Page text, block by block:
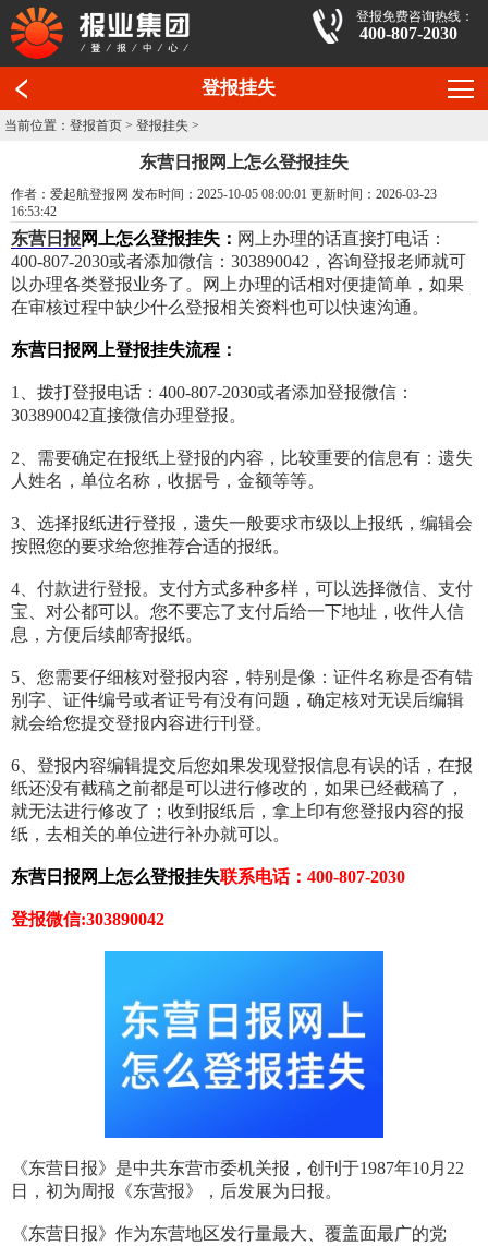
登报免费咨询热线：
400-807-2030
登报挂失
当前位置：登报首页 >登报挂失 >
东营日报网上怎么登报挂失
作者：爱起航登报网 发布时间：2025-10-05 08:00:01 更新时间：2026-03-23
16:53:42
东营日报 网上怎么登报挂失： 网上办理的话直接打电话：
400-807-2030或者添加微信：303890042，咨询登报老师就可
以办理各类登报业务了。网上办理的话相对便捷简单，如果
在审核过程中缺少什么登报相关资料也可以快速沟通。
东营日报网上登报挂失流程：
1、拨打登报电话：400-807-2030或者添加登报微信：
303890042直接微信办理登报。
2、需要确定在报纸上登报的内容，比较重要的信息有：遗失
人姓名，单位名称，收据号，金额等等。
3、选择报纸进行登报，遗失一般要求市级以上报纸，编辑会
按照您的要求给您推荐合适的报纸。
4、付款进行登报。支付方式多种多样，可以选择微信、支付
宝、对公都可以。您不要忘了支付后给一下地址，收件人信
息，方便后续邮寄报纸。
5、您需要仔细核对登报内容，特别是像：证件名称是否有错
别字、证件编号或者证号有没有问题，确定核对无误后编辑
就会给您提交登报内容进行刊登。
6、登报内容编辑提交后您如果发现登报信息有误的话，在报
纸还没有截稿之前都是可以进行修改的，如果已经截稿了，
就无法进行修改了；收到报纸后，拿上印有您登报内容的报
纸，去相关的单位进行补办就可以。
东营日报网上怎么登报挂失联系电话：400-807-2030
登报微信:303890042
《东营日报》是中共东营市委机关报，创刊于1987年10月22
日，初为周报《东营报》，后发展为日报。
《东营日报》作为东营地区发行量最大、覆盖面最广的党